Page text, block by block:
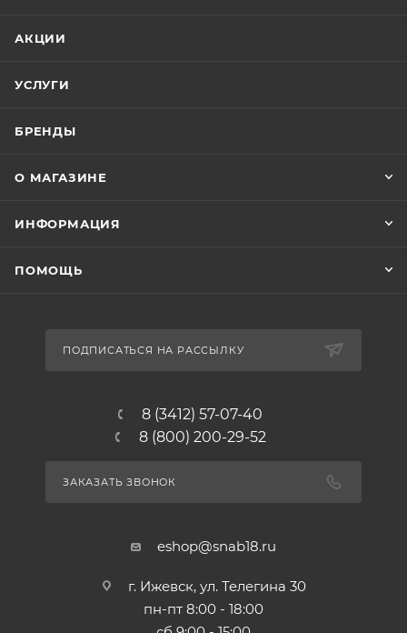
АКЦИИ
УСЛУГИ
БРЕНДЫ
О МАГАЗИНЕ
ИНФОРМАЦИЯ
ПОМОЩЬ
ПОДПИСАТЬСЯ НА РАССЫЛКУ
8 (3412) 57-07-40
8 (800) 200-29-52
ЗАКАЗАТЬ ЗВОНОК
eshop@snab18.ru
г. Ижевск, ул. Телегина 30
пн-пт 8:00 - 18:00